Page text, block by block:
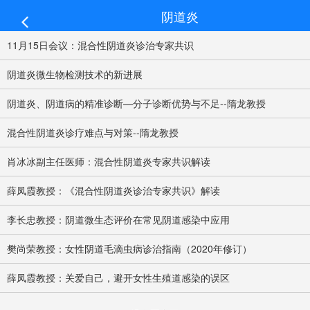
阴道炎
11月15日会议：混合性阴道炎诊治专家共识
阴道炎微生物检测技术的新进展
阴道炎、阴道病的精准诊断—分子诊断优势与不足--隋龙教授
混合性阴道炎诊疗难点与对策--隋龙教授
肖冰冰副主任医师：混合性阴道炎专家共识解读
薛凤霞教授：《混合性阴道炎诊治专家共识》解读
李长忠教授：阴道微生态评价在常见阴道感染中应用
樊尚荣教授：女性阴道毛滴虫病诊治指南（2020年修订）
薛凤霞教授：关爱自己，避开女性生殖道感染的误区